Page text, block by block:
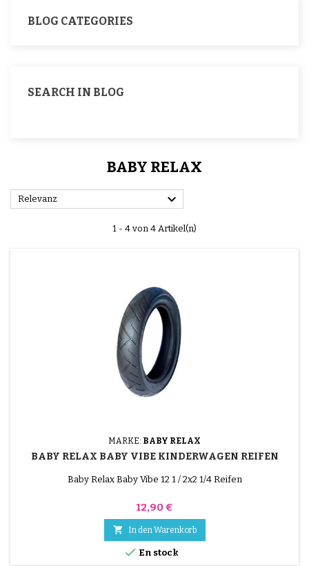
BLOG CATEGORIES
SEARCH IN BLOG
BABY RELAX
Relevanz 
1 - 4 von 4 Artikel(n)
MARKE: BABY RELAX
BABY RELAX BABY VIBE KINDERWAGEN REIFEN
Baby Relax Baby Vibe 12 1 / 2x2 1/4 Reifen
Preis
12,90 €
 In den Warenkorb
 En stock